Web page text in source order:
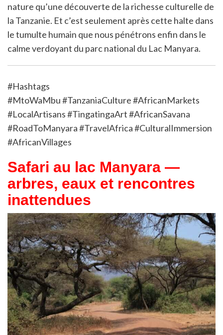
nature qu’une découverte de la richesse culturelle de
la Tanzanie. Et c’est seulement après cette halte dans
le tumulte humain que nous pénétrons enfin dans le
calme verdoyant du parc national du Lac Manyara.
#Hashtags
#MtoWaMbu #TanzaniaCulture #AfricanMarkets
#LocalArtisans #TingatingaArt #AfricanSavana
#RoadToManyara #TravelAfrica #CulturalImmersion
#AfricanVillages
Safari au lac Manyara —
arbres, eaux et rencontres
inattendues